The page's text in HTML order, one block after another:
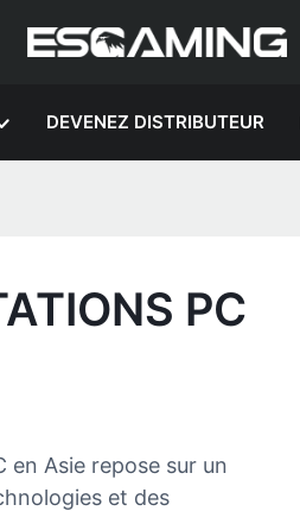
DEVENEZ DISTRIBUTEUR
PC
en Asie repose sur un
et des